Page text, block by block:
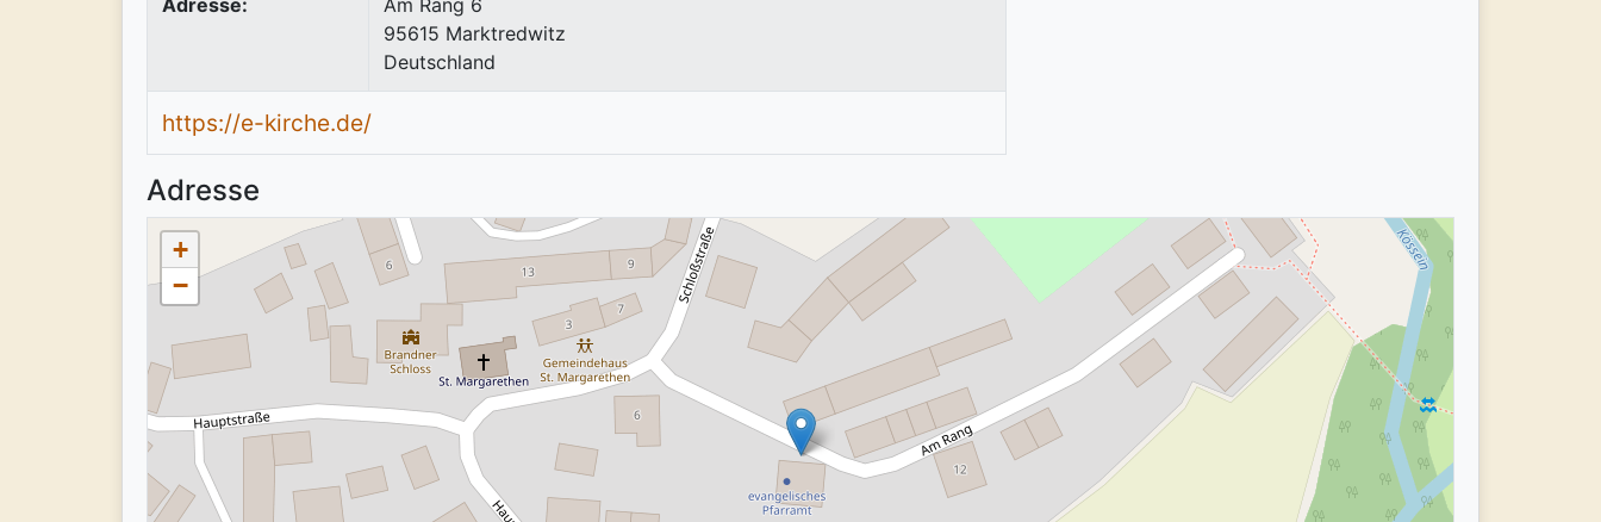
95615 Marktredwitz
Deutschland
https://e-kirche.de/
Adresse
+
−